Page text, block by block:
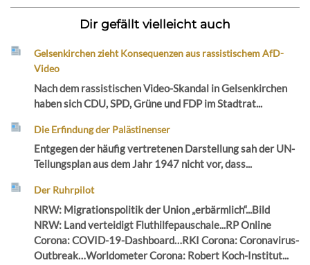
Dir gefällt vielleicht auch
Gelsenkirchen zieht Konsequenzen aus rassistischem AfD-
Video
Nach dem rassistischen Video-Skandal in Gelsenkirchen
haben sich CDU, SPD, Grüne und FDP im Stadtrat...
Die Erfindung der Palästinenser
Entgegen der häufig vertretenen Darstellung sah der UN-
Teilungsplan aus dem Jahr 1947 nicht vor, dass...
Der Ruhrpilot
NRW: Migrationspolitik der Union „erbärmlich“...Bild
NRW: Land verteidigt Fluthilfepauschale...RP Online
Corona: COVID-19-Dashboard…RKI Corona: Coronavirus-
Outbreak…Worldometer Corona: Robert Koch-Institut...